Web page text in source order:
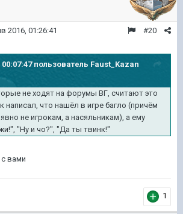
#20
2016, 01:26:41
00:07:47 пользователь Faust_Kazan
не ходят на форумы ВГ, считают это
написал, что нашёл в игре багло (причём
не игрокам, а насяльникам), а ему
"Ну и чо?", "Да ты твинк!"
с вами
1